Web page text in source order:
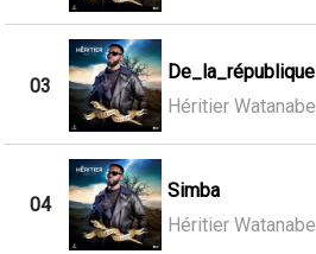
03
De_la_république
Héritier Watanabe
04
Simba
Héritier Watanabe